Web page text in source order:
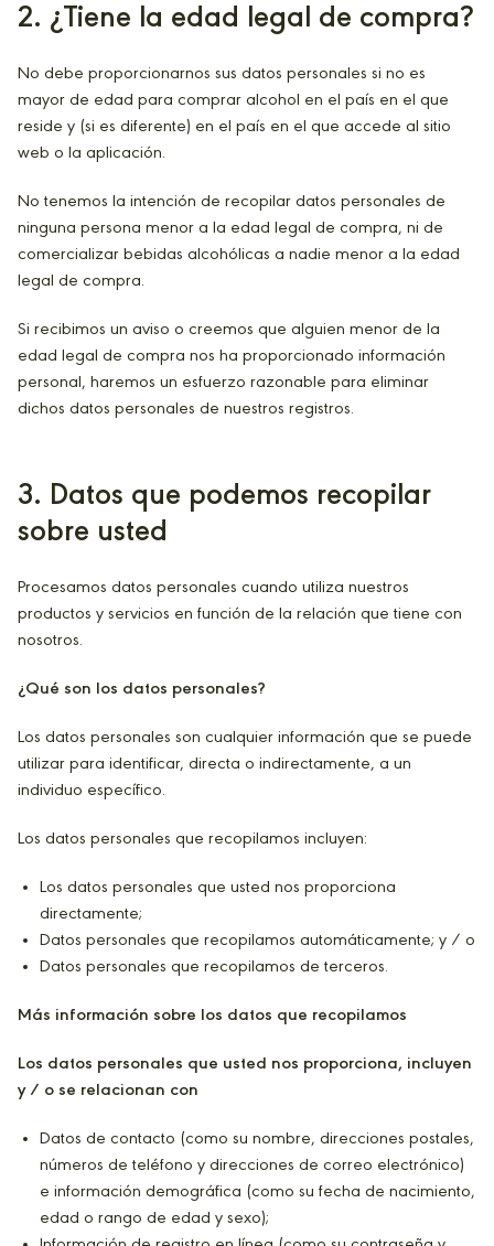
2. ¿Tiene la edad legal de compra?
No debe proporcionarnos sus datos personales si no es
mayor de edad para comprar alcohol en el país en el que
reside y (si es diferente) en el país en el que accede al sitio
web o la aplicación.
No tenemos la intención de recopilar datos personales de
ninguna persona menor a la edad legal de compra, ni de
comercializar bebidas alcohólicas a nadie menor a la edad
legal de compra.
Si recibimos un aviso o creemos que alguien menor de la
edad legal de compra nos ha proporcionado información
personal, haremos un esfuerzo razonable para eliminar
dichos datos personales de nuestros registros.
3. Datos que podemos recopilar
sobre usted
Procesamos datos personales cuando utiliza nuestros
productos y servicios en función de la relación que tiene con
nosotros.
¿Qué son los datos personales?
Los datos personales son cualquier información que se puede
utilizar para identificar, directa o indirectamente, a un
individuo específico.
Los datos personales que recopilamos incluyen:
Los datos personales que usted nos proporciona
directamente;
Datos personales que recopilamos automáticamente; y / o
Datos personales que recopilamos de terceros.
Más información sobre los datos que recopilamos
Los datos personales que usted nos proporciona, incluyen
y / o se relacionan con
Datos de contacto (como su nombre, direcciones postales,
números de teléfono y direcciones de correo electrónico)
e información demográfica (como su fecha de nacimiento,
edad o rango de edad y sexo);